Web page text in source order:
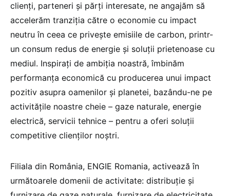
clienți, parteneri și părți interesate, ne angajăm să
accelerăm tranziția către o economie cu impact
neutru în ceea ce privește emisiile de carbon, printr-
un consum redus de energie și soluții prietenoase cu
mediul. Inspirați de ambiția noastră, îmbinăm
performanța economică cu producerea unui impact
pozitiv asupra oamenilor și planetei, bazându-ne pe
activitățile noastre cheie – gaze naturale, energie
electrică, servicii tehnice – pentru a oferi soluții
competitive clienților noștri.
Filiala din România, ENGIE Romania, activează în
următoarele domenii de activitate: distribuție și